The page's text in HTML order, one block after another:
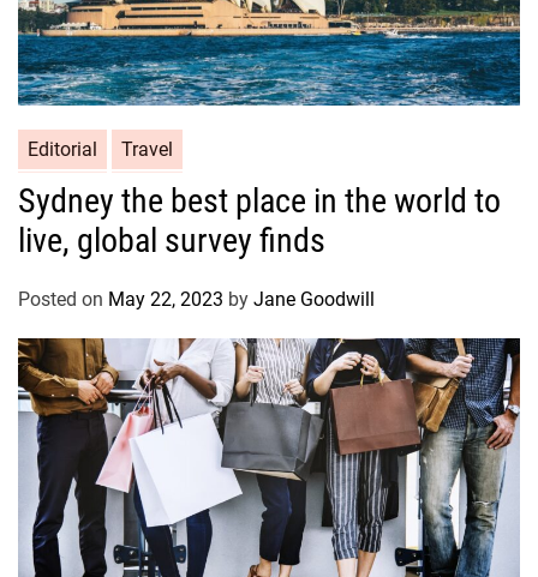
Editorial Travel
Sydney the best place in the world to
live, global survey finds
Posted on May 22, 2023 by Jane Goodwill